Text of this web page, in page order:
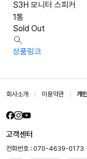
S3H 모니터 스피커
1통
Sold Out
상품링크
회사소개 이용약관 개
고객센터
전화번호 : 070-4639-0173